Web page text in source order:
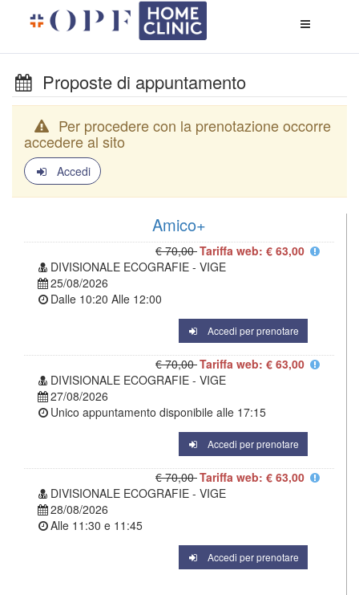
di
Proposte di appuntamento
Per procedere con la prenotazione occorre
accedere al sito
Accedi
Amico+
€ 70,00Tariffa web: € 63,00
DIVISIONALE ECOGRAFIE - VIGE
25/08/2026
Dalle 10:20 Alle 12:00
Accedi per prenotare
€ 70,00Tariffa web: € 63,00
DIVISIONALE ECOGRAFIE - VIGE
27/08/2026
Unico appuntamento disponibile alle 17:15
Accedi per prenotare
€ 70,00Tariffa web: € 63,00
DIVISIONALE ECOGRAFIE - VIGE
28/08/2026
Alle 11:30 e 11:45
Accedi per prenotare